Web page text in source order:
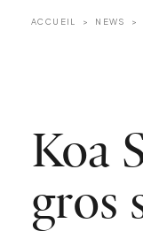
ACCUEIL NEWS
Koa
gros